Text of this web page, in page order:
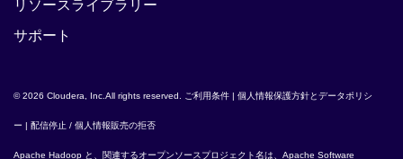
リソースライブラリー
サポート
© 2026 Cloudera, Inc.All rights reserved. ご利用条件 | 個人情報保護方針とデータポリシ
ー | 配信停止 / 個人情報販売の拒否
Apache Hadoop と、関連するオープンソースプロジェクト名は、 Apache Software